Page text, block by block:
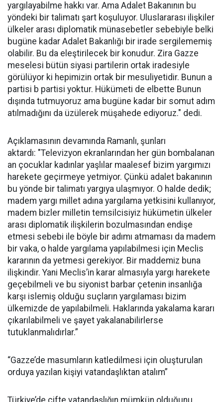
yargılayabilme hakkı var. Ama Adalet Bakanının bu
yöndeki bir talimatı şart koşuluyor. Uluslararası ilişkiler
ülkeler arası diplomatik münasebetler sebebiyle belki
bugüne kadar Adalet Bakanlığı bir irade sergilememiş
olabilir. Bu da eleştirilecek bir konudur. Zira Gazze
meselesi bütün siyasi partilerin ortak iradesiyle
görülüyor ki hepimizin ortak bir mesuliyetidir. Bunun a
partisi b partisi yoktur. Hükümeti de elbette Bunun
dışında tutmuyoruz ama bugüne kadar bir somut adım
atılmadığını da üzülerek müşahede ediyoruz." dedi.
Açıklamasının devamında Ramanlı, şunları
aktardı: "Televizyon ekranlarından her gün bombalanan
an çocuklar kadınlar yaşlılar maalesef bizim yargımızı
harekete geçirmeye yetmiyor. Çünkü adalet bakanının
bu yönde bir talimatı yargıya ulaşmıyor. O halde dedik;
madem yargı millet adına yargılama yetkisini kullanıyor,
madem bizler milletin temsilcisiyiz hükümetin ülkeler
arası diplomatik ilişkilerin bozulmasından endişe
etmesi sebebi ile böyle bir adımı atmaması da madem
bir vaka, o halde yargılama yapılabilmesi için Meclis
kararının da yetmesi gerekiyor. Bir maddemiz buna
ilişkindir. Yani Meclis’in karar almasıyla yargı harekete
geçebilmeli ve bu siyonist barbar çetenin insanlığa
karşı islemiş olduğu suçların yargılaması bizim
ülkemizde de yapılabilmeli. Haklarında yakalama kararı
çıkarılabilmeli ve şayet yakalanabilirlerse
tutuklanmalıdırlar.”
“Gazze’de masumların katledilmesi için oluşturulan
orduya yazılan kişiyi vatandaşlıktan atalım”
Türkiye’de çifte vatandaşlığın mümkün olduğunu